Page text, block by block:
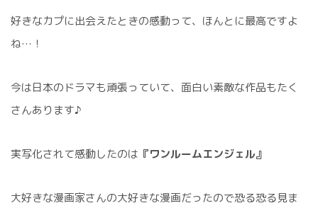
好きなカプに出会えたときの感動って、ほんとに最高ですよ
ね…！
今は日本のドラマも頑張っていて、面白い素敵な作品もたく
さんあります♪
実写化されて感動したのは 『ワンルームエンジェル』
大好きな漫画家さんの大好きな漫画だったので恐る恐る見ま